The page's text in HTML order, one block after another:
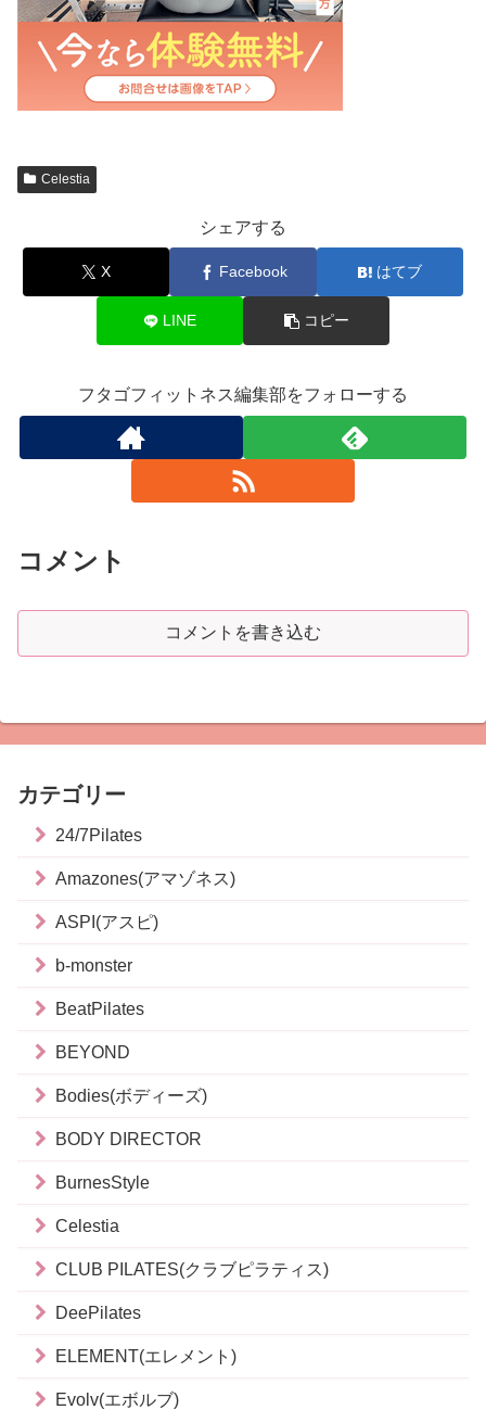
Celestia
シェアする
X Facebook はてブ
LINE コピー
フタゴフィットネス編集部をフォローする
コメント
コメントを書き込む
カテゴリー
24/7Pilates
Amazones(アマゾネス)
ASPI(アスピ)
b-monster
BeatPilates
BEYOND
Bodies(ボディーズ)
BODY DIRECTOR
BurnesStyle
Celestia
CLUB PILATES(クラブピラティス)
DeePilates
ELEMENT(エレメント)
Evolv(エボルブ)